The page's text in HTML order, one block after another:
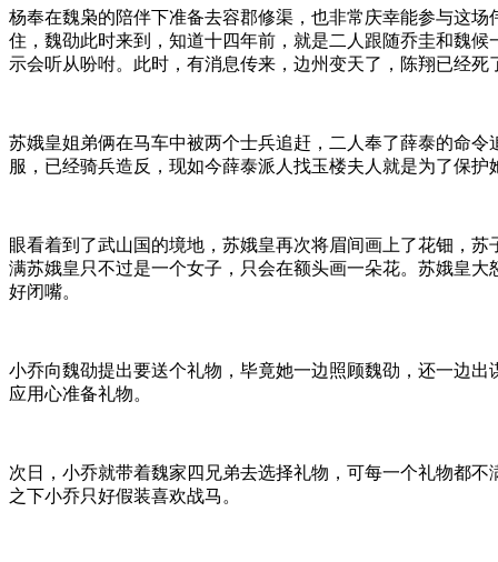
杨奉在魏枭的陪伴下准备去容郡修渠，也非常庆幸能参与这
住，魏劭此时来到，知道十四年前，就是二人跟随乔圭和魏
示会听从吩咐。此时，有消息传来，边州变天了，陈翔已经死
苏娥皇姐弟俩在马车中被两个士兵追赶，二人奉了薛泰的命
服，已经骑兵造反，现如今薛泰派人找玉楼夫人就是为了保
眼看着到了武山国的境地，苏娥皇再次将眉间画上了花钿，
满苏娥皇只不过是一个女子，只会在额头画一朵花。苏娥皇
好闭嘴。
小乔向魏劭提出要送个礼物，毕竟她一边照顾魏劭，还一边
应用心准备礼物。
次日，小乔就带着魏家四兄弟去选择礼物，可每一个礼物都
之下小乔只好假装喜欢战马。